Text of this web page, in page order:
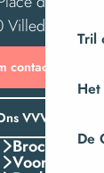
Tril
De
les-
contact met ons
VVV-kantoor
Brochures
Voordelen